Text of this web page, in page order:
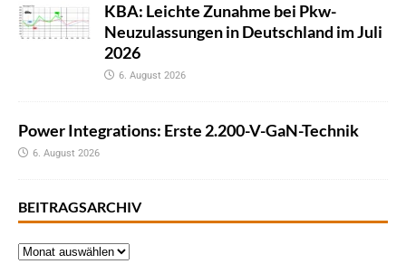
KBA: Leichte Zunahme bei Pkw-
Neuzulassungen in Deutschland im Juli
2026
6. August 2026
Power Integrations: Erste 2.200-V-GaN-Technik
6. August 2026
BEITRAGSARCHIV